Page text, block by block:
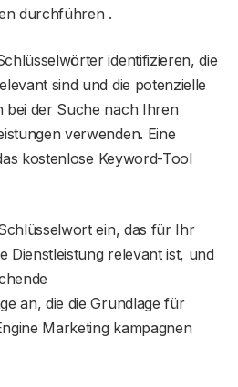
durchführen .
identifizieren, die
sind und die potenzielle
bei der Suche nach Ihren
verwenden. Eine
kostenlose Keyword-Tool
ein, das für Ihr
Dienstleistung relevant ist, und
an, die die Grundlage für
Marketing kampagnen